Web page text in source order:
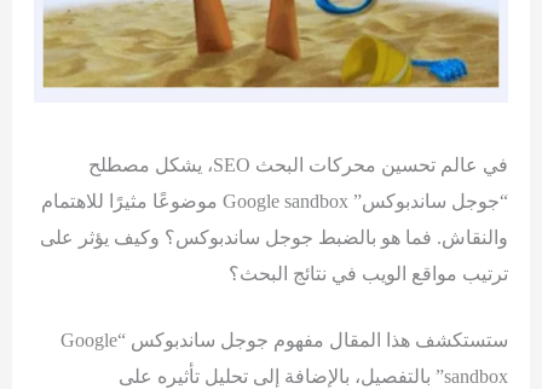
في عالم تحسين محركات البحث SEO، يشكل مصطلح
“جوجل ساندبوكس” Google sandbox موضوعًا مثيرًا للاهتمام
والنقاش. فما هو بالضبط جوجل ساندبوكس؟ وكيف يؤثر على
ترتيب مواقع الويب في نتائج البحث؟
ستستكشف هذا المقال مفهوم جوجل ساندبوكس “Google
sandbox” بالتفصيل، بالإضافة إلى تحليل تأثيره على